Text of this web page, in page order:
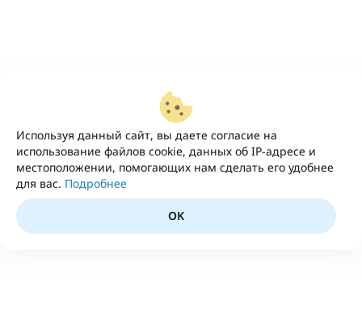
Используя данный сайт, вы даете согласие на
использование файлов cookie, данных об IP-адресе и
местоположении, помогающих нам сделать его удобнее
для вас. Подробнее
OK